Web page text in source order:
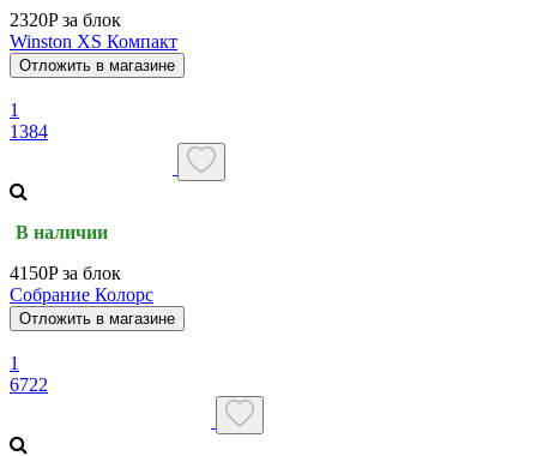
2320P за блок
Winston XS Компакт
Отложить в магазине
1
1384
В наличии
4150P за блок
Собрание Колорс
Отложить в магазине
1
6722